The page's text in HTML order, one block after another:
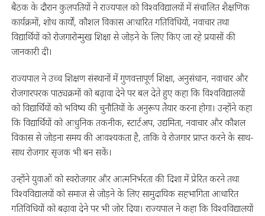
बैठक के दौरान कुलपतियों ने राज्यपाल को विश्वविद्यालयों में संचालित शैक्षणिक
कार्यक्रमों, शोध कार्यों, कौशल विकास आधारित गतिविधियों, नवाचार तथा
विद्यार्थियों को रोजगारोन्मुख शिक्षा से जोड़ने के लिए किए जा रहे प्रयासों की
जानकारी दी।
राज्यपाल ने उच्च शिक्षण संस्थानों में गुणवत्तापूर्ण शिक्षा, अनुसंधान, नवाचार और
रोजगारपरक पाठ्यक्रमों को बढ़ावा देने पर बल देते हुए कहा कि विश्वविद्यालयों
को विद्यार्थियों को भविष्य की चुनौतियों के अनुरूप तैयार करना होगा। उन्होंने कहा
कि विद्यार्थियों को आधुनिक तकनीक, स्टार्टअप, उद्यमिता, नवाचार और कौशल
विकास से जोड़ना समय की आवश्यकता है, ताकि वे रोजगार प्राप्त करने के साथ-
साथ रोजगार सृजक भी बन सकें।
उन्होंने युवाओं को स्वरोजगार और आत्मनिर्भरता की दिशा में प्रेरित करने तथा
विश्वविद्यालयों को समाज से जोड़ने के लिए सामुदायिक सहभागिता आधारित
गतिविधियों को बढ़ावा देने पर भी जोर दिया। राज्यपाल ने कहा कि विश्वविद्यालयों